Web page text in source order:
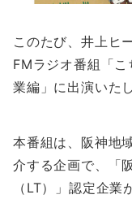
このたび、井上ヒ
FMラジオ番組「
業編」に出演いた
本番組は、阪神地
介する企画で、「
（LT）」認定企業